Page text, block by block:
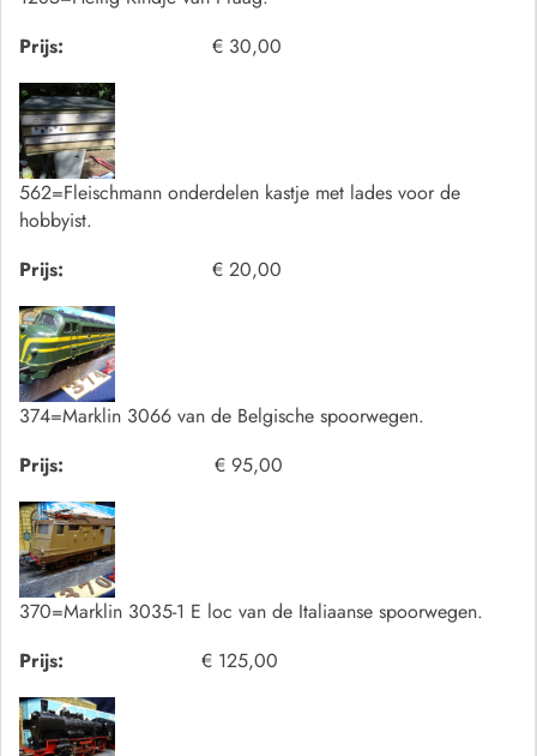
Prijs:
€ 30,00
562=Fleischmann onderdelen kastje met lades voor de
hobbyist.
Prijs:
€ 20,00
374=Marklin 3066 van de Belgische spoorwegen.
Prijs:
€ 95,00
370=Marklin 3035-1 E loc van de Italiaanse spoorwegen.
Prijs:
€ 125,00